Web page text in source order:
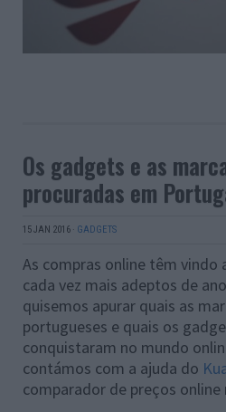
Os gadgets e as
procuradas em
15 JAN 2016 · GADGETS
As compras online têm vindo
cada vez mais adeptos de
quisemos apurar quais as
portugueses e quais os
conquistaram no mundo
contámos com a ajuda do
comparador de preços